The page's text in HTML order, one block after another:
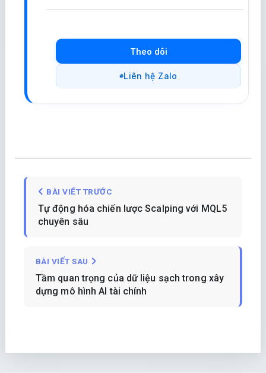
Theo dõi
Liên hệ Zalo
BÀI VIẾT TRƯỚC
Tự động hóa chiến lược Scalping với MQL5
chuyên sâu
BÀI VIẾT SAU
Tầm quan trọng của dữ liệu sạch trong xây
dựng mô hình AI tài chính